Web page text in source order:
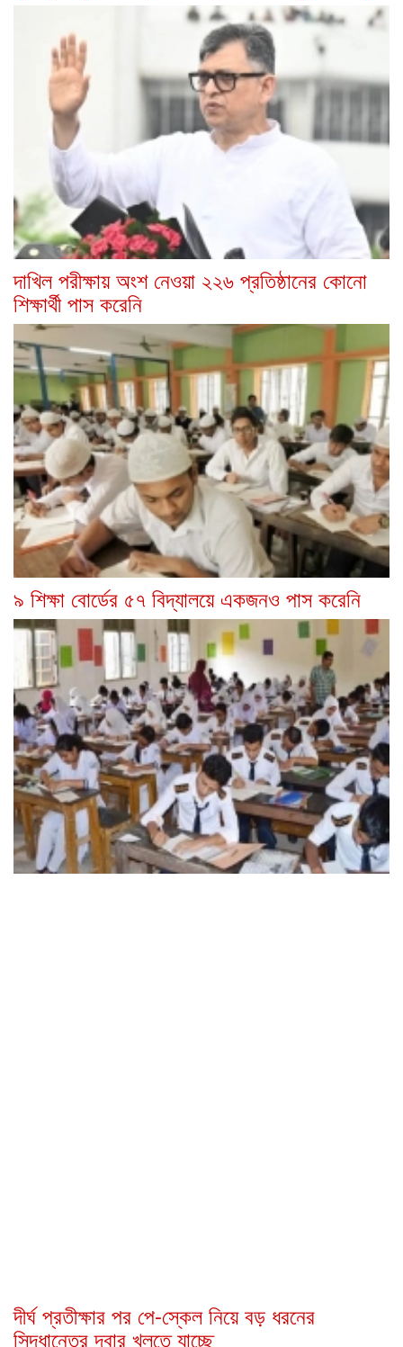
দাখিল পরীক্ষায় অংশ নেওয়া ২২৬ প্রতিষ্ঠানের কোনো
শিক্ষার্থী পাস করেনি
৯ শিক্ষা বোর্ডের ৫৭ বিদ্যালয়ে একজনও পাস করেনি
দীর্ঘ প্রতীক্ষার পর পে-স্কেল নিয়ে বড় ধরনের
সিদ্ধান্তের দ্বার খুলতে যাচ্ছে